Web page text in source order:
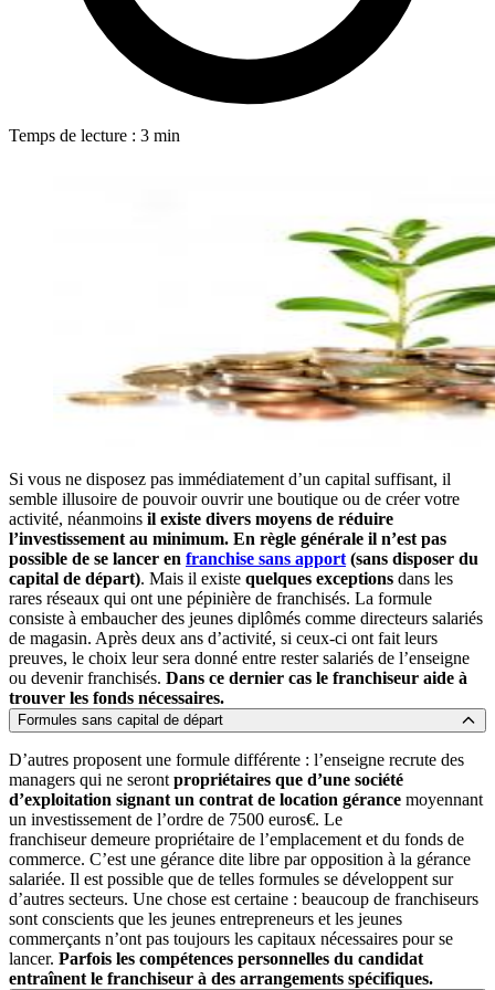
Temps de lecture : 3 min
Si vous ne disposez pas immédiatement d’un capital suffisant, il
semble illusoire de pouvoir ouvrir une boutique ou de créer votre
activité, néanmoins il existe divers moyens de réduire
l’investissement au minimum. En règle générale il n’est pas
possible de se lancer en franchise sans apport (sans disposer du
capital de départ). Mais il existe quelques exceptions dans les
rares réseaux qui ont une pépinière de franchisés. La formule
consiste à embaucher des jeunes diplômés comme directeurs salariés
de magasin. Après deux ans d’activité, si ceux-ci ont fait leurs
preuves, le choix leur sera donné entre rester salariés de l’enseigne
ou devenir franchisés. Dans ce dernier cas le franchiseur aide à
trouver les fonds nécessaires.
Formules sans capital de départ
D’autres proposent une formule différente : l’enseigne recrute des
managers qui ne seront propriétaires que d’une société
d’exploitation signant un contrat de location gérance moyennant
un investissement de l’ordre de 7500 euros€. Le
franchiseur demeure propriétaire de l’emplacement et du fonds de
commerce. C’est une gérance dite libre par opposition à la gérance
salariée. Il est possible que de telles formules se développent sur
d’autres secteurs. Une chose est certaine : beaucoup de franchiseurs
sont conscients que les jeunes entrepreneurs et les jeunes
commerçants n’ont pas toujours les capitaux nécessaires pour se
lancer. Parfois les compétences personnelles du candidat
entraînent le franchiseur à des arrangements spécifiques.